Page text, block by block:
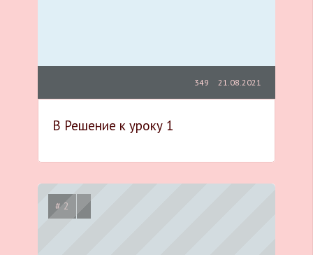
21.08.2021
349
B Решение к уроку 1
# 2